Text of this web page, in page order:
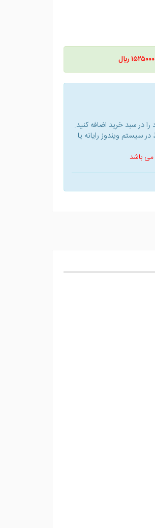
۱۵۲۵۰۰۰ ريال
در سبد خرید اضافه کنید.
ویندوز رایانه یا
می باشد